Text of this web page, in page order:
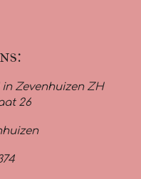
Zevenhuizen ZH
26